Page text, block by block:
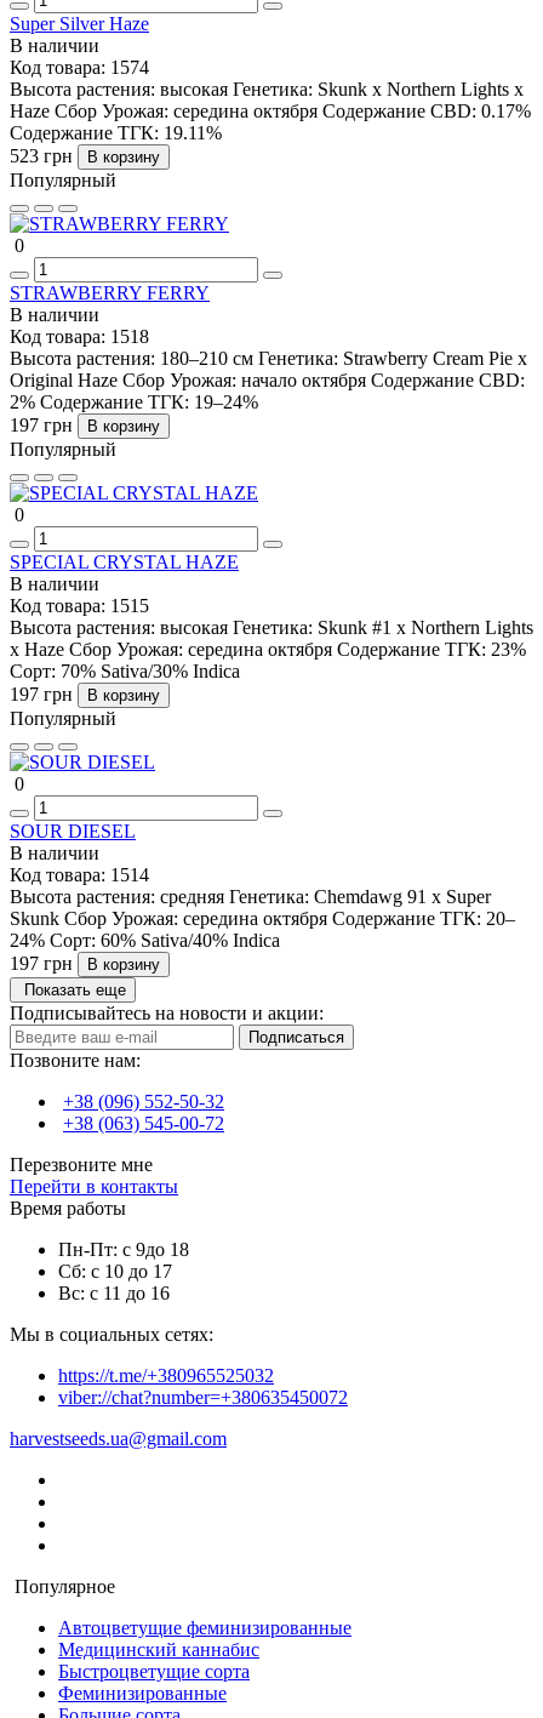
Super Silver Haze
В наличии
Код товара: 1574
Высота растения: высокая Генетика: Skunk x Northern Lights x
Haze Сбор Урожая: середина октября Содержание CBD: 0.17%
Содержание ТГК: 19.11%
523 грн
В корзину
Популярный
0
STRAWBERRY FERRY
В наличии
Код товара: 1518
Высота растения: 180–210 см Генетика: Strawberry Cream Pie x
Original Haze Сбор Урожая: начало октября Содержание CBD:
2% Содержание ТГК: 19–24%
197 грн
В корзину
Популярный
0
SPECIAL CRYSTAL HAZE
В наличии
Код товара: 1515
Высота растения: высокая Генетика: Skunk #1 x Northern Lights
x Haze Сбор Урожая: середина октября Содержание ТГК: 23%
Сорт: 70% Sativa/30% Indica
197 грн
В корзину
Популярный
0
SOUR DIESEL
В наличии
Код товара: 1514
Высота растения: средняя Генетика: Chemdawg 91 x Super
Skunk Сбор Урожая: середина октября Содержание ТГК: 20–
24% Сорт: 60% Sativa/40% Indica
197 грн
В корзину
Показать еще
Подписывайтесь на новости и акции:
Подписаться
Позвоните нам:
+38 (096) 552-50-32
+38 (063) 545-00-72
Перезвоните мне
Перейти в контакты
Время работы
Пн-Пт: с 9до 18
Сб: с 10 до 17
Вс: с 11 до 16
Мы в социальных сетях:
https://t.me/+380965525032
viber://chat?number=+380635450072
harvestseeds.ua@gmail.com
Популярное
Автоцветущие феминизированные
Медицинский каннабис
Быстроцветущие сорта
Феминизированные